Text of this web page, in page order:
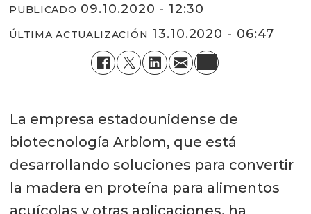
PUBLICADO 09.10.2020 - 12:30
ÚLTIMA ACTUALIZACIÓN 13.10.2020 - 06:47
La empresa estadounidense de
biotecnología Arbiom, que está
desarrollando soluciones para convertir
la madera en proteína para alimentos